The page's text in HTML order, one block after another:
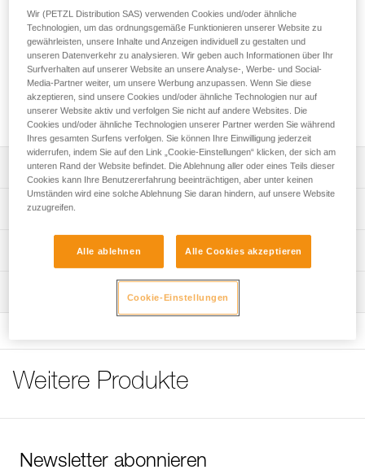
PIXA®-Kopfband
Ersatzkopfband für PIXA-Stirnlampen
Ersatzkopfband mit Trägerplatte für die Stirnlampen der
PIXA-Reihe (die vor 2025 im Handel erhältlich waren).
Leistungsverzeichnis
Ersatzkopfband kompatibel mit folgenden Stirnlampen:
- PIXA 2 (E78BHB 2, E78BHB 2UL).
- PIXA 3 (E78CHB 2, E78CHB 2UL).
- PIXA 3R (E78CHR 2, E78CHR 2UK).
- PIXA Z1 (E78DHB 2).
Technische Spezifikationen
Zugrundeliegende Spezifikationen
Garantie : 3 Jahre
Technische Informationen
Weitere Produkte
Newsletter abonnieren
Wir (PETZL Distribution SAS) verwenden Cookies und/oder ähnliche
Technologien, um das ordnungsgemäße Funktionieren unserer Website zu
gewährleisten, unsere Inhalte und Anzeigen individuell zu gestalten und
unseren Datenverkehr zu analysieren. Wir geben auch Informationen über Ihr
Surfverhalten auf unserer Website an unsere Analyse-, Werbe- und Social-
Media-Partner weiter, um unsere Werbung anzupassen. Wenn Sie diese
akzeptieren, sind unsere Cookies und/oder ähnliche Technologien nur auf
unserer Website aktiv und verfolgen Sie nicht auf andere Websites. Die
Cookies und/oder ähnliche Technologien unserer Partner werden Sie während
Ihres gesamten Surfens verfolgen. Sie können Ihre Einwilligung jederzeit
widerrufen, indem Sie auf den Link „Cookie-Einstellungen“ klicken, der sich am
unteren Rand der Website befindet. Die Ablehnung aller oder eines Teils dieser
Cookies kann Ihre Benutzererfahrung beeinträchtigen, aber unter keinen
Umständen wird eine solche Ablehnung Sie daran hindern, auf unsere Website
zuzugreifen.
Alle ablehnen Alle Cookies akzeptieren
Cookie-Einstellungen